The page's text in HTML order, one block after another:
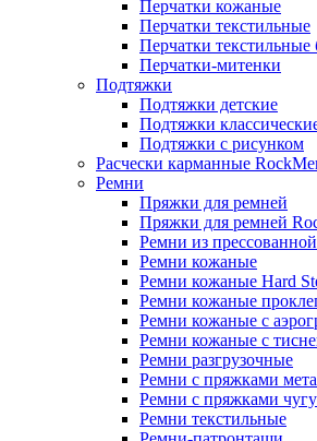
Перчатки кожаные
Перчатки текстильные
Перчатки текстильные
Перчатки-митенки
Подтяжки
Подтяжки детские
Подтяжки
Подтяжки с рисунком
Расчески карманные
Ремни
Пряжки для ремней
Пряжки для ремней
Ремни из
Ремни кожаные
Ремни кожаные Hard
Ремни кожаные
Ремни кожаные с
Ремни кожаные с
Ремни разгрузочные
Ремни с пряжками
Ремни с пряжками
Ремни текстильные